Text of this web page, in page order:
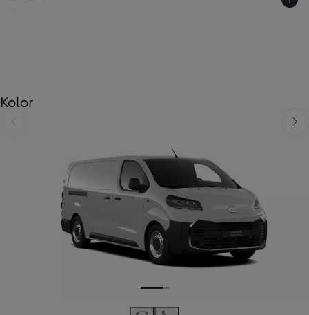
Kolor
Poprzedni